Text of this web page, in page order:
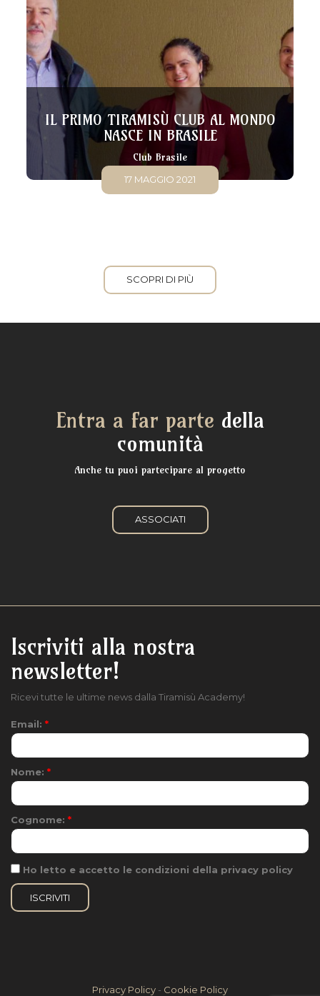
IL PRIMO TIRAMISÙ CLUB AL MONDO
NASCE IN BRASILE
Club Brasile
17 MAGGIO 2021
SCOPRI DI PIÙ
Entra a far parte della
comunità
Anche tu puoi partecipare al progetto
ASSOCIATI
Iscriviti alla nostra
newsletter!
Ricevi tutte le ultime news dalla Tiramisù Academy!
Email: *
Nome: *
Cognome: *
Ho letto e accetto le condizioni della privacy policy
Privacy Policy - Cookie Policy